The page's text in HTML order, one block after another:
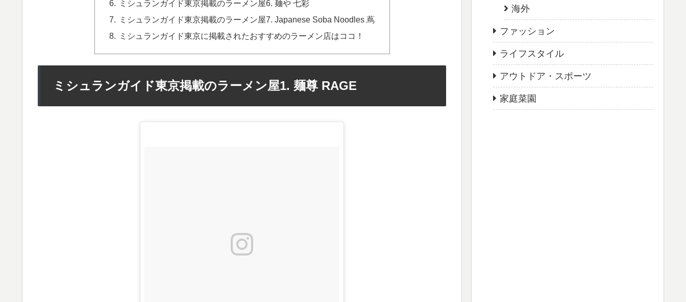
ミシュランガイド東京掲載のラーメン屋6. 麺や 七彩
ミシュランガイド東京掲載のラーメン屋7. Japanese Soba Noodles 蔦
ミシュランガイド東京に掲載されたおすすめのラーメン店はココ！
ミシュランガイド東京掲載のラーメン屋1. 麺尊 RAGE
海外
ファッション
ライフスタイル
アウトドア・スポーツ
家庭菜園